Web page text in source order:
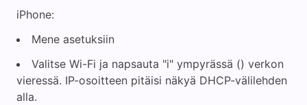
iPhone:
Mene asetuksiin
Valitse Wi-Fi ja napsauta "i" ympyrässä () verkon
vieressä. IP-osoitteen pitäisi näkyä DHCP-välilehden
alla.